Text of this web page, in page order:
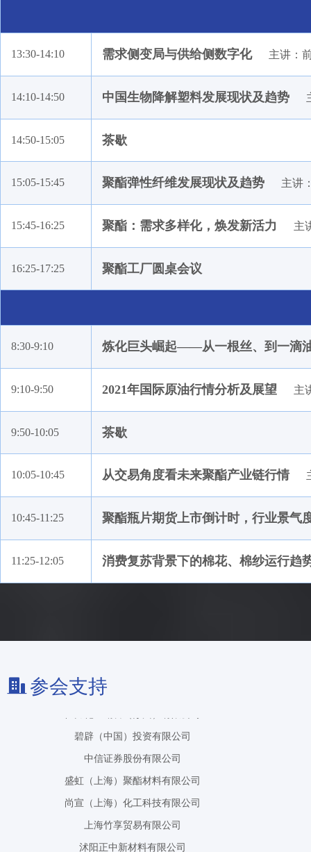
13:30-14:10 需求侧变局与供给侧数字化 主讲：
14:10-14:50 中国生物降解塑料发展现状及趋势
14:50-15:05 茶歇
15:05-15:45 聚酯弹性纤维发展现状及趋势 主讲
15:45-16:25 聚酯：需求多样化，焕发新活力 主
16:25-17:25 聚酯工厂圆桌会议
8:30-9:10 炼化巨头崛起——从一根丝、到一滴
9:10-9:50 2021年国际原油行情分析及展望 主
9:50-10:05 茶歇
10:05-10:45 从交易角度看未来聚酯产业链行情
10:45-11:25 聚酯瓶片期货上市倒计时，行业景气
11:25-12:05 消费复苏背景下的棉花、棉纱运行趋
参会支持
浙江安顺化纤有限公司
宁波恒逸实业有限公司
浙江敦和实业有限公司
福建百宏聚纤科技实业有限公司
达能(中国)食品饮料有限公司
中国石油天然气股份有限公司东北化工销售分公司
上海鸿凯投资有限公司
兰剑智能科技股份有限公司
上海迅邦投资有限公司
浙江盛邦化纤有限公司
碧辟（中国）投资有限公司
盛虹（上海）聚酯材料有限公司
尚宣（上海）化工科技有限公司
沭阳正中新材料有限公司
天津磊森化工产品销售有限公司
浙江传化化学品有限公司
新疆中泰物产有限公司
新疆生产建设兵团天盈石油化工股份有限公司
郑州沃华机械有限公司
浙江金鑫化纤有限公司
中化能源股份有限公司
东方希望集团有限公司
青岛萨尔马纺织科技有限责任公司
宁波联合燕华化工股份有限公司
厦门玮泰纺织科技有限公司